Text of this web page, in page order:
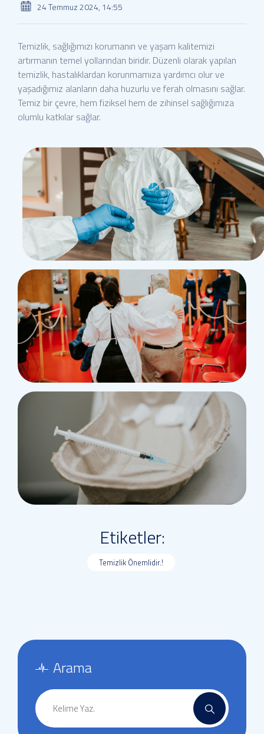
24 Temmuz 2024, 14:55
Temizlik, sağlığımızı korumanın ve yaşam kalitemizi
artırmanın temel yollarından biridir. Düzenli olarak yapılan
temizlik, hastalıklardan korunmamıza yardımcı olur ve
yaşadığımız alanların daha huzurlu ve ferah olmasını sağlar.
Temiz bir çevre, hem fiziksel hem de zihinsel sağlığımıza
olumlu katkılar sağlar.
Etiketler:
Temizlik Önemlidir.!
Arama